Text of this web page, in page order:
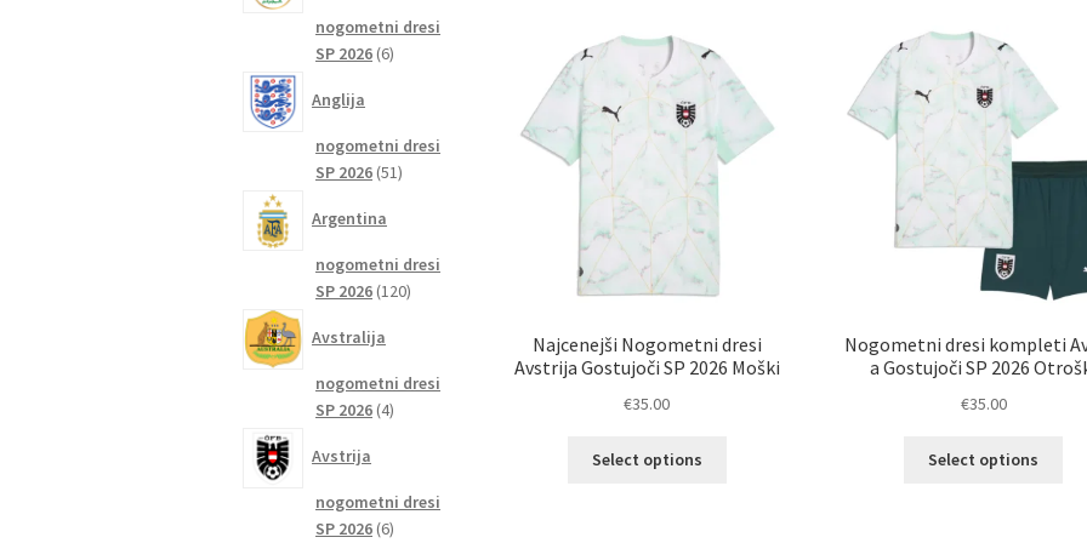
Najcenejši Nogometni dresi
Avstrija Gostujoči SP 2026 Moški
€35.00
Select options
Nogometni dresi kompleti
a Gostujoči SP 2026
€35.00
Select options
nogometni dresi
SP 2026 66
Anglija
nogometni dresi
SP 2026 5151
Argentina
nogometni dresi
SP 2026 120120
Avstralija
nogometni dresi
SP 2026 44
Avstrija
nogometni dresi
SP 2026 66